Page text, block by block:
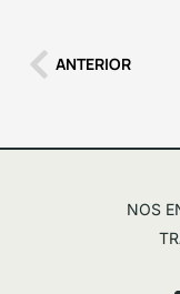
ANTERIOR
NOS